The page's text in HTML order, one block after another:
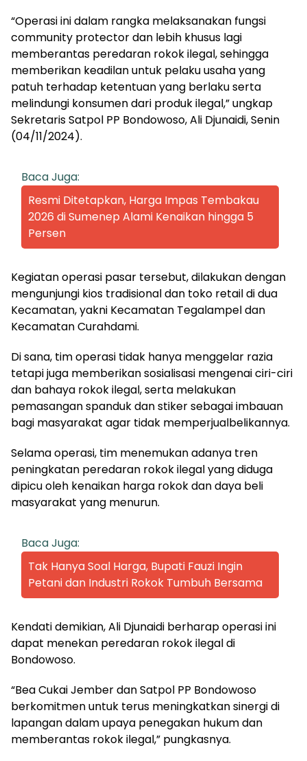
“Operasi ini dalam rangka melaksanakan fungsi
community protector dan lebih khusus lagi
memberantas peredaran rokok ilegal, sehingga
memberikan keadilan untuk pelaku usaha yang
patuh terhadap ketentuan yang berlaku serta
melindungi konsumen dari produk ilegal,” ungkap
Sekretaris Satpol PP Bondowoso, Ali Djunaidi, Senin
(04/11/2024).
Baca Juga:
Resmi Ditetapkan, Harga Impas Tembakau
2026 di Sumenep Alami Kenaikan hingga 5
Persen
Kegiatan operasi pasar tersebut, dilakukan dengan
mengunjungi kios tradisional dan toko retail di dua
Kecamatan, yakni Kecamatan Tegalampel dan
Kecamatan Curahdami.
Di sana, tim operasi tidak hanya menggelar razia
tetapi juga memberikan sosialisasi mengenai ciri-ciri
dan bahaya rokok ilegal, serta melakukan
pemasangan spanduk dan stiker sebagai imbauan
bagi masyarakat agar tidak memperjualbelikannya.
Selama operasi, tim menemukan adanya tren
peningkatan peredaran rokok ilegal yang diduga
dipicu oleh kenaikan harga rokok dan daya beli
masyarakat yang menurun.
Baca Juga:
Tak Hanya Soal Harga, Bupati Fauzi Ingin
Petani dan Industri Rokok Tumbuh Bersama
Kendati demikian, Ali Djunaidi berharap operasi ini
dapat menekan peredaran rokok ilegal di
Bondowoso.
“Bea Cukai Jember dan Satpol PP Bondowoso
berkomitmen untuk terus meningkatkan sinergi di
lapangan dalam upaya penegakan hukum dan
memberantas rokok ilegal,” pungkasnya.